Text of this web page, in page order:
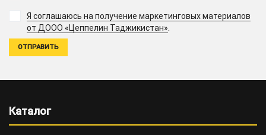
Я соглашаюсь на получение маркетинговых материалов
от ДООО «Цеппелин Таджикистан».
Каталог